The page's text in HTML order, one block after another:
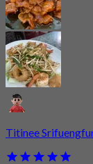
Titinee